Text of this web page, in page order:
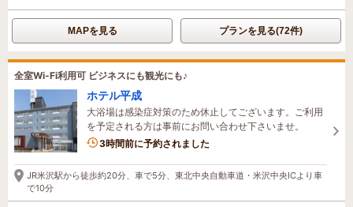
MAPを見る プランを見る(72件)
全室Wi-Fi利用可 ビジネスにも観光にも♪
ホテル平成
大浴場は感染症対策のため休止してございます。ご利用
を予定される方は事前にお問い合わせ下さいませ。
3時間前に予約されました
JR米沢駅から徒歩約20分、車で5分、東北中央自動車道・米沢中央ICより車
で10分